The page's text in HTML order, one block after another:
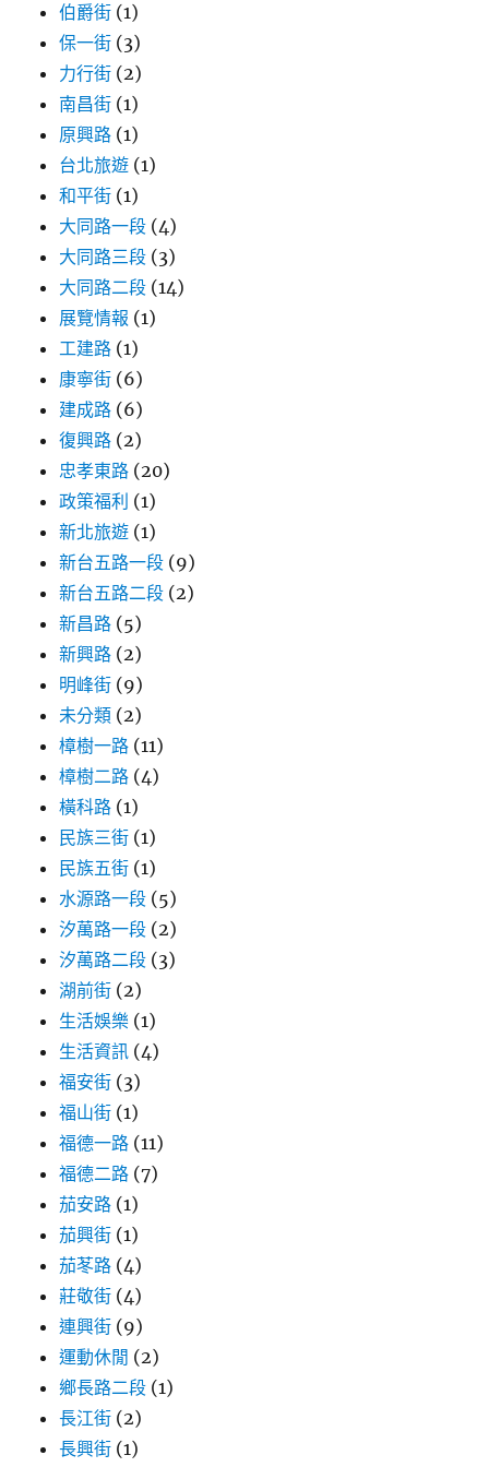
伯爵街 (1)
保一街 (3)
力行街 (2)
南昌街 (1)
原興路 (1)
台北旅遊 (1)
和平街 (1)
大同路一段 (4)
大同路三段 (3)
大同路二段 (14)
展覽情報 (1)
工建路 (1)
康寧街 (6)
建成路 (6)
復興路 (2)
忠孝東路 (20)
政策福利 (1)
新北旅遊 (1)
新台五路一段 (9)
新台五路二段 (2)
新昌路 (5)
新興路 (2)
明峰街 (9)
未分類 (2)
樟樹一路 (11)
樟樹二路 (4)
橫科路 (1)
民族三街 (1)
民族五街 (1)
水源路一段 (5)
汐萬路一段 (2)
汐萬路二段 (3)
湖前街 (2)
生活娛樂 (1)
生活資訊 (4)
福安街 (3)
福山街 (1)
福德一路 (11)
福德二路 (7)
茄安路 (1)
茄興街 (1)
茄苳路 (4)
莊敬街 (4)
連興街 (9)
運動休閒 (2)
鄉長路二段 (1)
長江街 (2)
長興街 (1)